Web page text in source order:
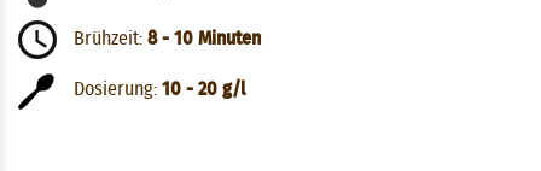
Brühzeit: 8 - 10 Minuten
Dosierung: 10 - 20 g/l